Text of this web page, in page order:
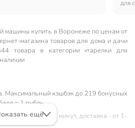
для
машины купить в Воронеже по ценам от
магазина товаров для дома и дачи
товара в категории «тарелки для
Максимальный кэшбэк до 219 бонусных
= 1 рубль.
Самовывоз от 60 минут, доставка - от 1-
ещё